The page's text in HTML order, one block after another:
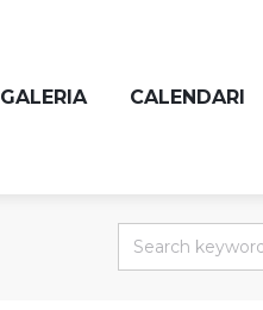
GALERIA CALENDARI